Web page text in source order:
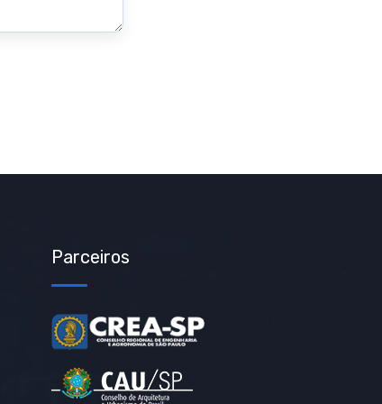
Parceiros